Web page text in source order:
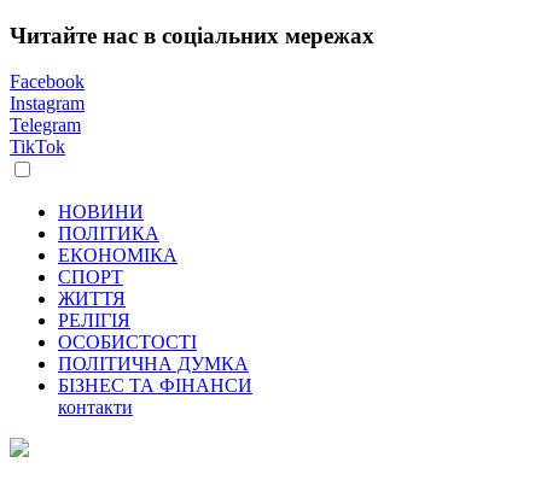
Читайте нас в соціальних мережах
Facebook
Instagram
Telegram
TikTok
НОВИНИ
ПОЛІТИКА
ЕКОНОМІКА
СПОРТ
ЖИТТЯ
РЕЛІГІЯ
ОСОБИСТОСТІ
ПОЛІТИЧНА ДУМКА
БІЗНЕС ТА ФІНАНСИ
контакти